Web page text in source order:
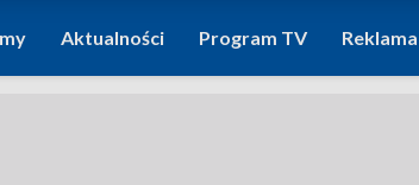
Aktualności Program TV